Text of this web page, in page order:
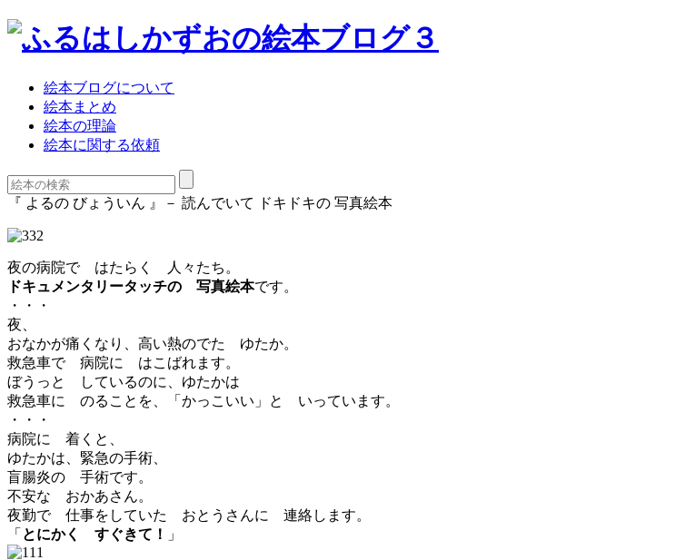
絵本ブログについて
絵本まとめ
絵本の理論
絵本に関する依頼
『 よるの びょういん 』－ 読んでいて ドキドキの 写真絵本
夜の病院で はたらく 人々たち。
ドキュメンタリータッチの 写真絵本です。
・・・
夜、
おなかが痛くなり、高い熱のでた ゆたか。
救急車で 病院に はこばれます。
ぼうっと しているのに、ゆたかは
救急車に のることを、「かっこいい」と いっています。
・・・
病院に 着くと、
ゆたかは、緊急の手術、
盲腸炎の 手術です。
不安な おかあさん。
夜勤で 仕事をしていた おとうさんに 連絡します。
「 とにかく すぐきて！ 」